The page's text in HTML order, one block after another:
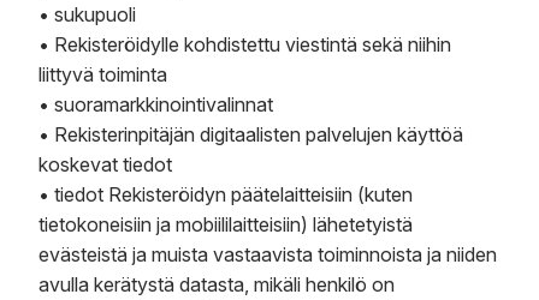
• sukupuoli
• Rekisteröidylle kohdistettu viestintä sekä niihin
liittyvä toiminta
• suoramarkkinointivalinnat
• Rekisterinpitäjän digitaalisten palvelujen käyttöä
koskevat tiedot
• tiedot Rekisteröidyn päätelaitteisiin (kuten
tietokoneisiin ja mobiililaitteisiin) lähetetyistä
evästeistä ja muista vastaavista toiminnoista ja niiden
avulla kerätystä datasta, mikäli henkilö on